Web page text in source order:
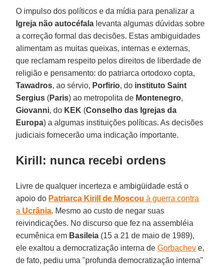
O impulso dos políticos e da mídia para penalizar a
Igreja não autocéfala levanta algumas dúvidas sobre
a correção formal das decisões. Estas ambiguidades
alimentam as muitas queixas, internas e externas,
que reclamam respeito pelos direitos de liberdade de
religião e pensamento: do patriarca ortodoxo copta,
Tawadros, ao sérvio, Porfirio, do instituto Saint
Sergius (Paris) ao metropolita de Montenegro,
Giovanni, do KEK (Conselho das Igrejas da
Europa) a algumas instituições políticas. As decisões
judiciais fornecerão uma indicação importante.
Kirill: nunca recebi ordens
Livre de qualquer incerteza e ambigüidade está o
apoio do Patriarca Kirill de Moscou à guerra contra
a Ucrânia. Mesmo ao custo de negar suas
reivindicações. No discurso que fez na assembléia
ecumênica em Basileia (15 a 21 de maio de 1989),
ele exaltou a democratização interna de Gorbachev e,
de fato, pediu uma "profunda democratização interna"